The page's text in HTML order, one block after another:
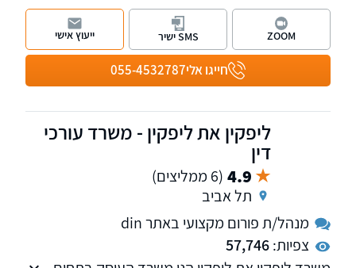
עבודה, הסדרת מעמד ואזרחות בישראל, תאונות
דרכים ועבודה, ועריכת חבילות משפטיות לגיל
השלישי צוואות, ירושות וייפוי כוח מתמשך ועוד.
חייגו אלי055-4532787
ZOOM SMS ישיר ייעוץ אישי
ליפקין את ליפקין - משרד עורכי
דין
4.9 (6 ממליצים)
תל אביב
מנהל/ת פורום מקצועי באתר din
צפיות:57,746